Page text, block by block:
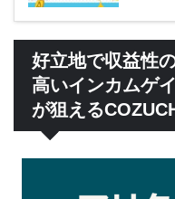
好立地で収益性
高いインカムゲ
が狙える